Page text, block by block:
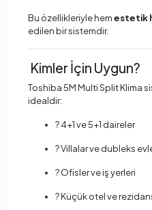
Bu özellikleriyle hemestetik
edilen bir sistemdir.
Kimler İçin Uygun?
Toshiba 5M Multi Split Klima
idealdir:
? 4+1 ve 5+1 daireler
?️ Villalar ve dubleks
? Ofisler ve iş yerleri
? Küçük otel ve